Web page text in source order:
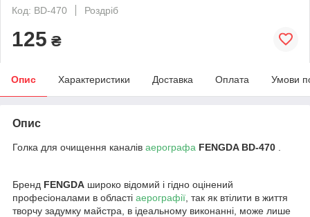
Код: BD-470
Роздріб
125 ₴
Опис Характеристики Доставка Оплата Умови
Опис
Голка для очищення каналів аерографа FENGDA BD-470
Бренд FENGDA широко відомий і гідно оцінений
професіоналами в області аерографії , так як втілити в життя
творчу задумку майстра, в ідеальному виконанні, може лише